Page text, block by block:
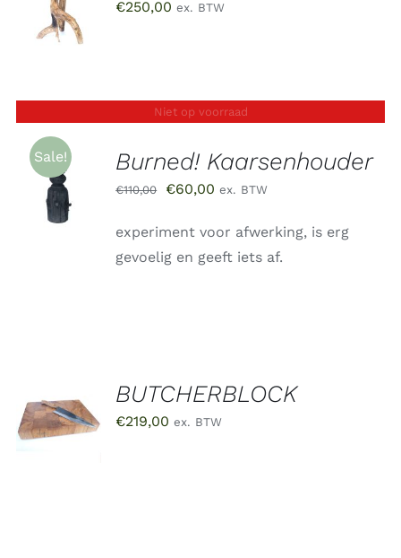
WINKELWAGEN
/
DETAILS
€250,00 ex. BTW
Niet op voorraad
Sale!
DETAILS
Burned! Kaarsenhouder
€110,00
Oorspronkelijke
was:
€110,00.
€60,00 Huidige
is:
€60,00.
ex. BTW
experiment voor afwerking, is erg
gevoelig en geeft iets af.
AAN
WINKELWAGEN
BUTCHERBLOCK
€219,00 ex. BTW